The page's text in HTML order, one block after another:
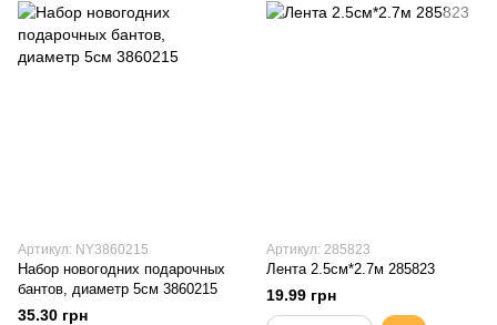
Артикул: NY3860215
Набор новогодних подарочных
бантов, диаметр 5см 3860215
35.30 грн
Артикул: 285823
Лента 2.5см*2.7м 285823
19.99 грн